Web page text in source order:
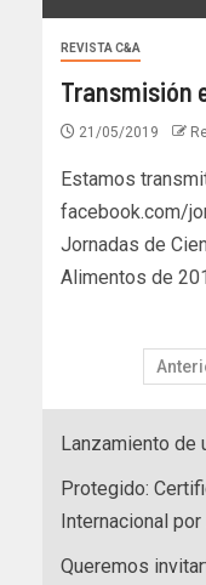
REVISTA C&A
Transmisión
21/05/2019
Estamos
facebook.com/
Jornadas de
Alimentos de
Lanzamiento de
Protegido:
Internacional
Queremos